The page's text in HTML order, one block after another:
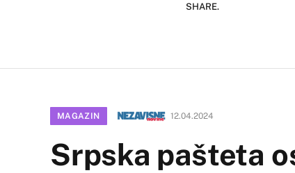
SHARE.
MAGAZIN 12.04.2024
Srpska pašteta